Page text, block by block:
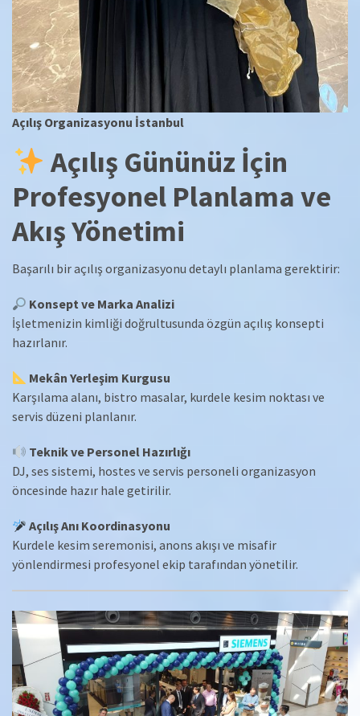
Açılış Organizasyonu İstanbul
Açılış Gününüz İçin
Profesyonel Planlama ve
Akış Yönetimi
Başarılı bir açılış organizasyonu detaylı planlama gerektirir:
Konsept ve Marka Analizi
İşletmenizin kimliği doğrultusunda özgün açılış konsepti
hazırlanır.
Mekân Yerleşim Kurgusu
Karşılama alanı, bistro masalar, kurdele kesim noktası ve
servis düzeni planlanır.
Teknik ve Personel Hazırlığı
DJ, ses sistemi, hostes ve servis personeli organizasyon
öncesinde hazır hale getirilir.
Açılış Anı Koordinasyonu
Kurdele kesim seremonisi, anons akışı ve misafir
yönlendirmesi profesyonel ekip tarafından yönetilir.